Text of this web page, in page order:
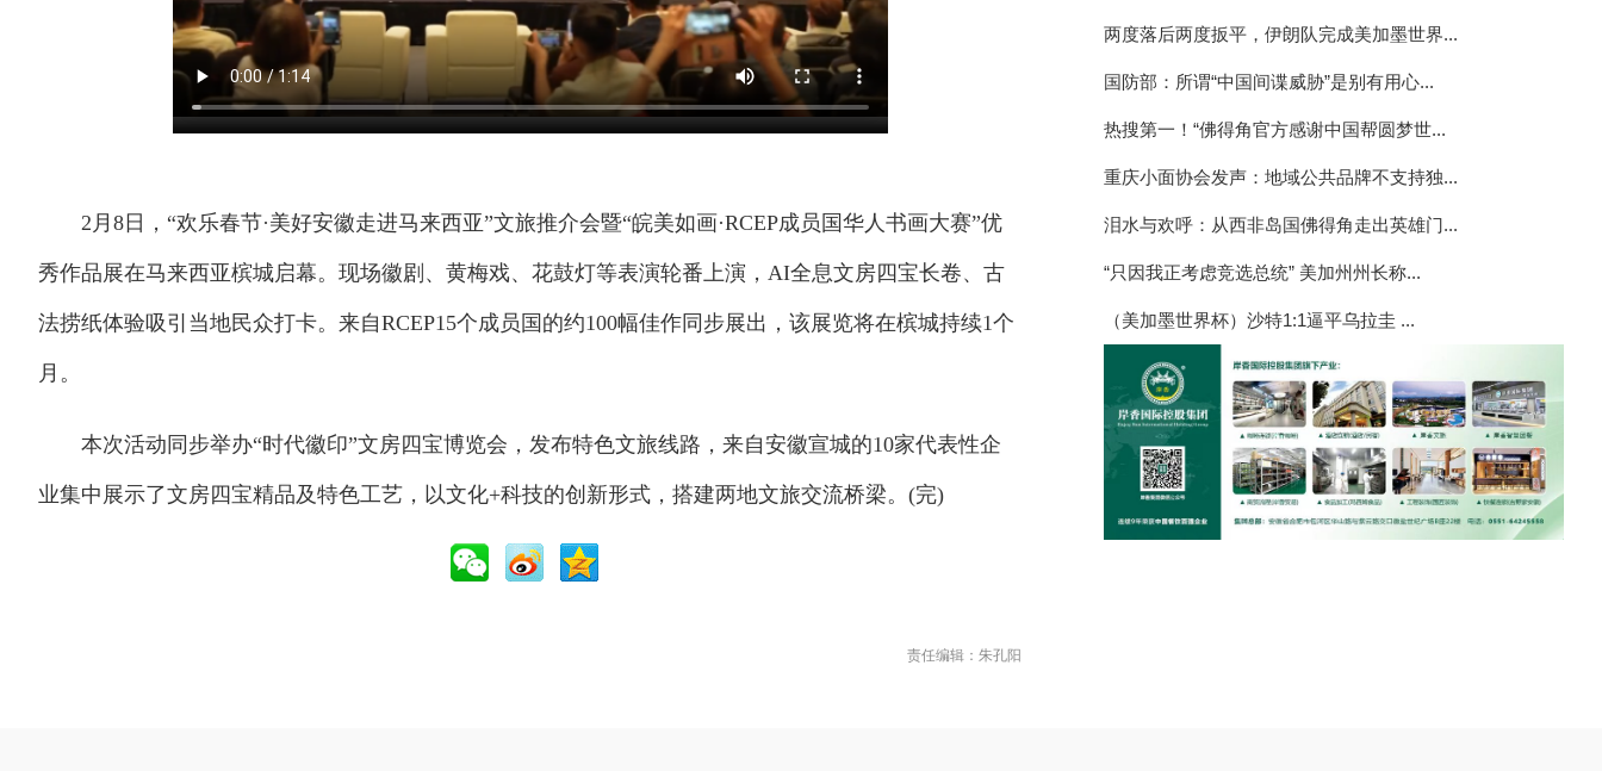
2月8日，“欢乐春节·美好安徽走进马来西亚”文旅推介会暨“皖美如画·RCEP成员国华人书画大赛”优
秀作品展在马来西亚槟城启幕。现场徽剧、黄梅戏、花鼓灯等表演轮番上演，AI全息文房四宝长卷、古
法捞纸体验吸引当地民众打卡。来自RCEP15个成员国的约100幅佳作同步展出，该展览将在槟城持续1个
月。
本次活动同步举办“时代徽印”文房四宝博览会，发布特色文旅线路，来自安徽宣城的10家代表性企
业集中展示了文房四宝精品及特色工艺，以文化+科技的创新形式，搭建两地文旅交流桥梁。(完)
责任编辑：朱孔阳
两度落后两度扳平，伊朗队完成美加墨世界...
国防部：所谓“中国间谍威胁”是别有用心...
热搜第一！“佛得角官方感谢中国帮圆梦世...
重庆小面协会发声：地域公共品牌不支持独...
泪水与欢呼：从西非岛国佛得角走出英雄门...
“只因我正考虑竞选总统” 美加州州长称...
（美加墨世界杯）沙特1:1逼平乌拉圭 ...